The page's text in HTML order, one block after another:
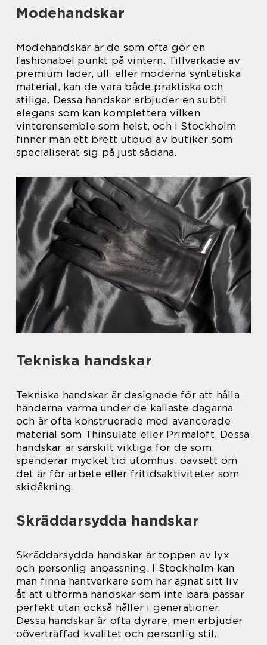
Modehandskar
Modehandskar är de som ofta gör en
fashionabel punkt på vintern. Tillverkade av
premium läder, ull, eller moderna syntetiska
material, kan de vara både praktiska och
stiliga. Dessa handskar erbjuder en subtil
elegans som kan komplettera vilken
vinterensemble som helst, och i Stockholm
finner man ett brett utbud av butiker som
specialiserat sig på just sådana.
Tekniska handskar
Tekniska handskar är designade för att hålla
händerna varma under de kallaste dagarna
och är ofta konstruerade med avancerade
material som Thinsulate eller Primaloft. Dessa
handskar är särskilt viktiga för de som
spenderar mycket tid utomhus, oavsett om
det är för arbete eller fritidsaktiviteter som
skidåkning.
Skräddarsydda handskar
Skräddarsydda handskar är toppen av lyx
och personlig anpassning. I Stockholm kan
man finna hantverkare som har ägnat sitt liv
åt att utforma handskar som inte bara passar
perfekt utan också håller i generationer.
Dessa handskar är ofta dyrare, men erbjuder
oöverträffad kvalitet och personlig stil.